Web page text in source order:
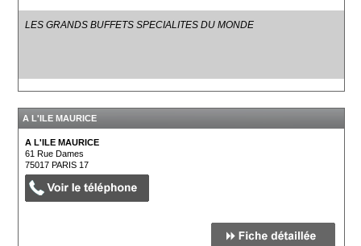
LES GRANDS BUFFETS SPECIALITES DU MONDE
A L'ILE MAURICE
A L'ILE MAURICE
61 Rue Dames
75017PARIS 17